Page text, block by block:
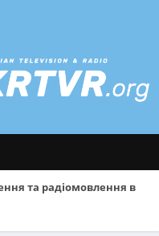
та радіомовлення в